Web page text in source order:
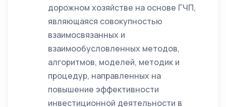
дорожном хозяйстве на основе ГЧП,
являющаяся совокупностью
взаимосвязанных и
взаимообусловленных методов,
алгоритмов, моделей, методик и
процедур, направленных на
повышение эффективности
инвестиционной деятельности в